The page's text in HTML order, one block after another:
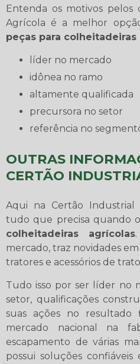
Entenda os motivos pelos
Agrícola é a melhor
peças para colheitadeiras
líder no mercado
idônea no ramo
altamente qualificada
precursora no setor
referência no
OUTRAS
CERTÃO
Aqui na Certão
tudo que precisa quando
colheitadeiras agrícolas
mercado, traz novidades
tratores e acessórios de
Tudo isso por ser líder no
setor, qualificações
suas ações no
mercado nacional na
escapamento de várias
possui soluções confiáveis